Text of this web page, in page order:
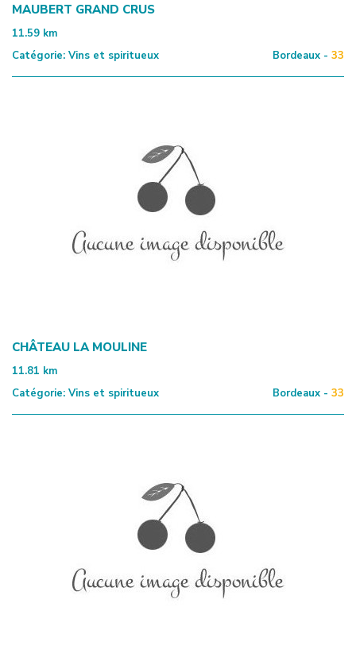
MAUBERT GRAND CRUS
11.59 km
Catégorie: Vins et spiritueux Bordeaux - 33
CHÂTEAU LA MOULINE
11.81 km
Catégorie: Vins et spiritueux Bordeaux - 33